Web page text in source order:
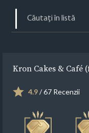
Kron Cakes & Café
4.9/ 67 Recenzii